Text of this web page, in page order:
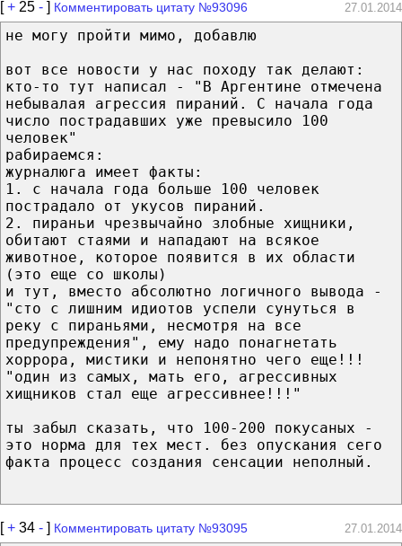
[+ 25 - ] Комментировать цитату №93096 27.01.2014
не могу пройти мимо, добавлю
вот все новости у нас походу так делают:
кто-то тут написал - "В Аргентине отмечена
небывалая агрессия пираний. С начала года
число пострадавших уже превысило 100
человек"
рабираемся:
журналюга имеет факты:
1. с начала года больше 100 человек
пострадало от укусов пираний.
2. пираньи чрезвычайно злобные хищники,
обитают стаями и нападают на всякое
животное, которое появится в их области
(это еще со школы)
и тут, вместо абсолютно логичного вывода -
"сто с лишним идиотов успели сунуться в
реку с пираньями, несмотря на все
предупреждения", ему надо понагнетать
хоррора, мистики и непонятно чего еще!!!
"один из самых, мать его, агрессивных
хищников стал еще агрессивнее!!!"
ты забыл сказать, что 100-200 покусаных -
это норма для тех мест. без опускания сего
факта процесс создания сенсации неполный.
[+ 34 - ] Комментировать цитату №93095 27.01.2014